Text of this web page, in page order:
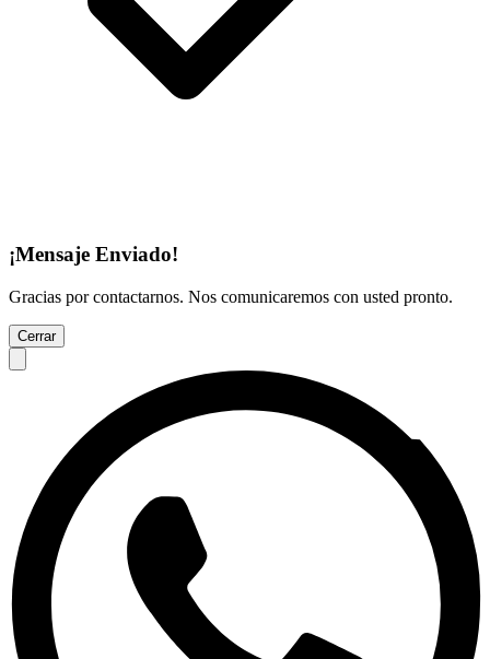
¡Mensaje Enviado!
Gracias por contactarnos. Nos comunicaremos con usted pronto.
Cerrar